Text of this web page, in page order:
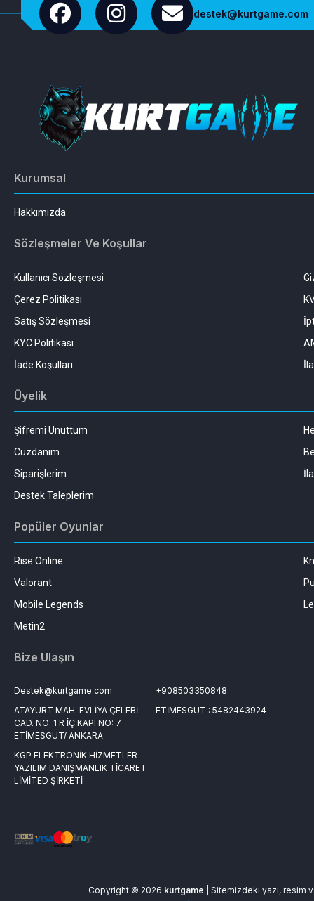
destek@kurtgame.com
Kurumsal
Hakkımızda
Sözleşmeler Ve Koşullar
Kullanıcı Sözleşmesi
Çerez Politikası
Satış Sözleşmesi
KYC Politikası
İade Koşulları
Üyelik
Şifremi Unuttum
Cüzdanım
Siparişlerim
Destek Taleplerim
Popüler Oyunlar
Rise Online
Valorant
Mobile Legends
Metin2
Bize Ulaşın
Destek@kurtgame.com
+908503350848
ATAYURT MAH. EVLİYA ÇELEBİ
CAD. NO: 1 R İÇ KAPI NO: 7
ETİMESGUT/ ANKARA
ETİMESGUT : 5482443924
KGP ELEKTRONİK HİZMETLER
YAZILIM DANIŞMANLIK TİCARET
LİMİTED ŞİRKETİ
Copyright © 2026 kurtgame.| Sitemizdeki yazı, resim